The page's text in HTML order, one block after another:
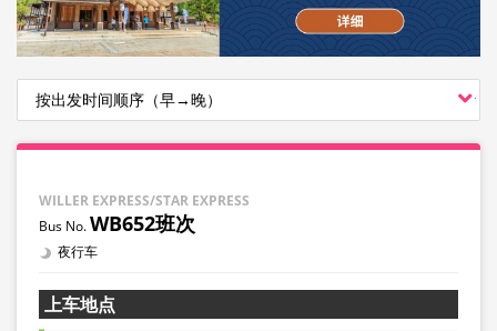
WILLER EXPRESS/STAR EXPRESS
WB652班次
夜行车
上车地点